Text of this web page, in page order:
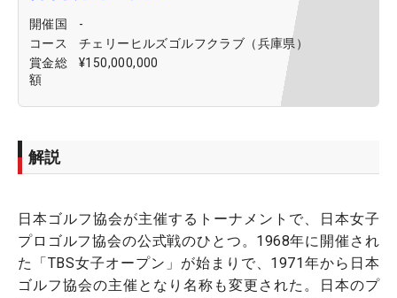
開催国
-
コース
チェリーヒルズゴルフクラブ（兵庫県）
賞金総
額
¥150,000,000
解説
日本ゴルフ協会が主催するトーナメントで、日本女子
プロゴルフ協会の公式戦のひとつ。1968年に開催され
た「TBS女子オープン」が始まりで、1971年から日本
ゴルフ協会の主催となり名称も変更された。日本のプ